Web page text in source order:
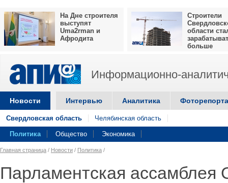
На Дне строителя
выступят
Uma2rman и
Афродита
Строители
области
больше
Информационно-
Новости Интервью Аналитика
Свердловская область Челябинская область
Политика Общество Экономика
Главная страница / Новости / Политика /
Парламентская